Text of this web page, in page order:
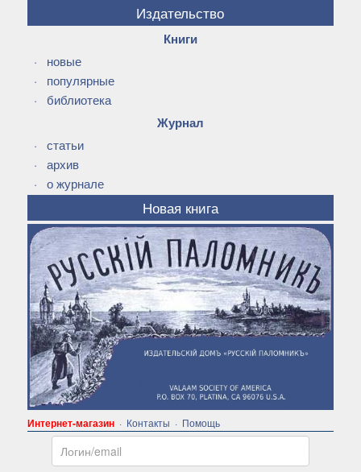
Издательство
Книги
· новые
· популярные
· библиотека
Журнал
· статьи
· архив
· о журнале
Новая книга
Интернет-магазин· Контакты · Помощь
Email